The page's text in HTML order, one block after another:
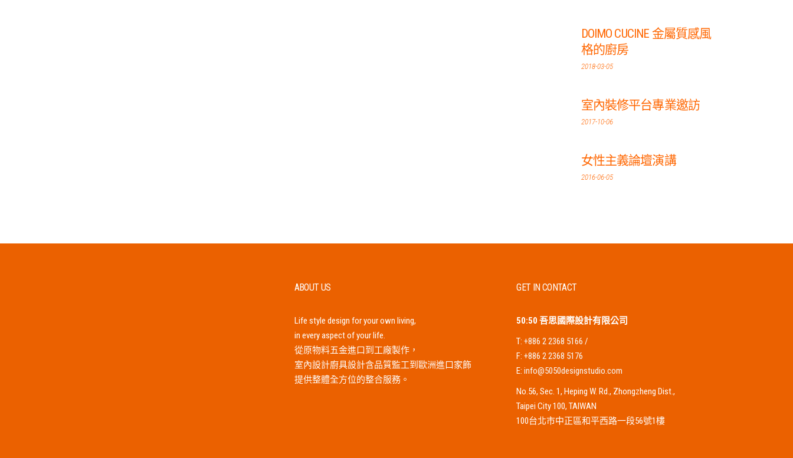
DOIMO CUCINE 金屬質感風
格的廚房
2018-03-05
室內裝修平台專業邀訪
2017-10-06
女性主義論壇演講
2016-06-05
ABOUT US
Life style design for your own living,
in every aspect of your life.
從原物料五金進口到工廠製作，
室內設計廚具設計含品質監工到歐洲進口家飾
提供整體全方位的整合服務。
GET IN CONTACT
50:50 吾思國際設計有限公司
T:+886 2 2368 5166 /
F:+886 2 2368 5176
E:info@5050designstudio.com
No.56, Sec. 1, Heping W. Rd., Zhongzheng Dist.,
Taipei City 100, TAIWAN
100台北市中正區和平西路一段56號1樓